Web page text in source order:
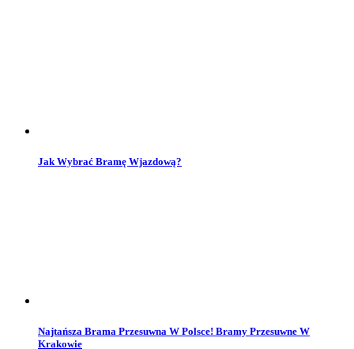
Jak Wybrać Bramę Wjazdową?
Najtańsza Brama Przesuwna W Polsce! Bramy Przesuwne W
Krakowie